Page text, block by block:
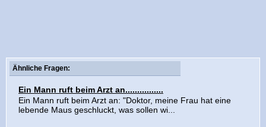
Ähnliche Fragen:
Ein Mann ruft beim Arzt an................
Ein Mann ruft beim Arzt an: "Doktor, meine Frau hat eine
lebende Maus geschluckt, was sollen wi...